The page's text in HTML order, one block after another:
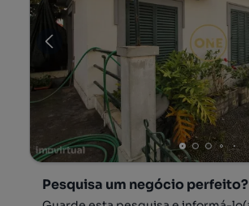
Pesquisa um negócio perfeito?